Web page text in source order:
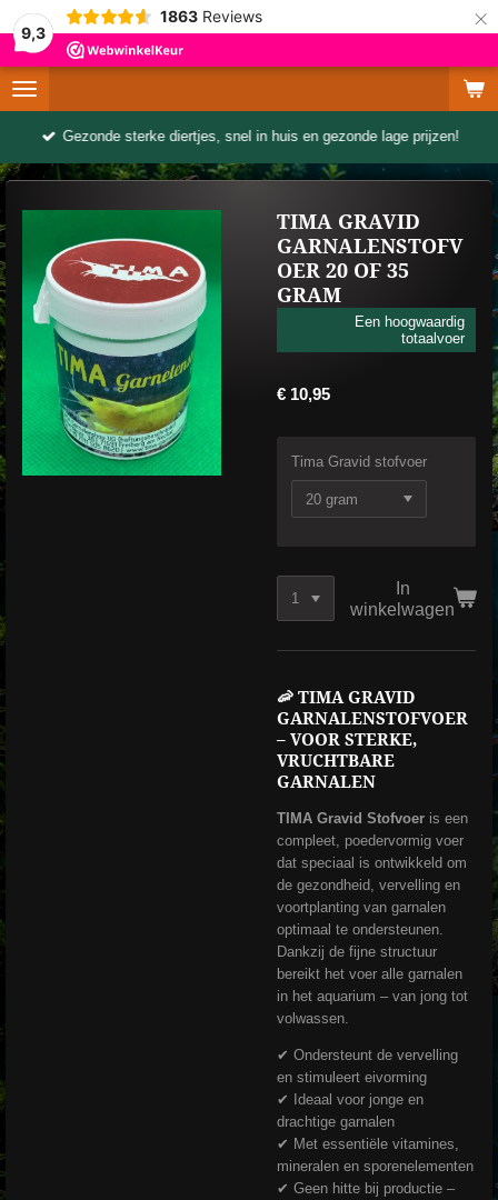
9,3
1863 Reviews ×
Gezonde sterke diertjes, snel in huis en gezonde lage prijzen!
TIMA GRAVID
GARNALENSTOFV
OER 20 OF 35
GRAM
Een hoogwaardig
totaalvoer
€ 10,95
Tima Gravid stofvoer
In
winkelwagen
🦐 TIMA GRAVID
GARNALENSTOFVOER
– VOOR STERKE,
VRUCHTBARE
GARNALEN
TIMA Gravid Stofvoer is een
compleet, poedervormig voer
dat speciaal is ontwikkeld om
de gezondheid, vervelling en
voortplanting van garnalen
optimaal te ondersteunen.
Dankzij de fijne structuur
bereikt het voer alle garnalen
in het aquarium – van jong tot
volwassen.
✔ Ondersteunt de vervelling
en stimuleert eivorming
✔ Ideaal voor jonge en
drachtige garnalen
✔ Met essentiële vitamines,
mineralen en sporenelementen
✔ Geen hitte bij productie –